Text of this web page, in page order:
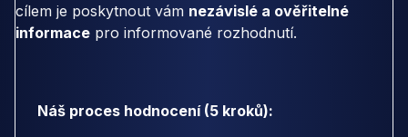
cílem je poskytnout vám nezávislé a ověřitelné
informace pro informované rozhodnutí.
Náš proces hodnocení (5 kroků):